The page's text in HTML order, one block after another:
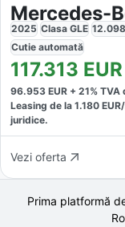
2025 Clasa GLE 12.098
Cutie automată
117.313 EUR
96.953 EUR + 21%
Leasing de la 1.180
juridice.
Vezi oferta
Prima platformă